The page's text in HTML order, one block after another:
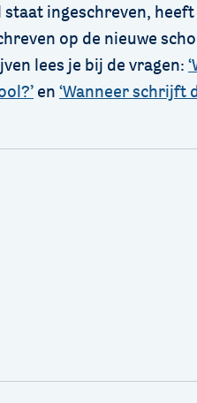
ingeschreven,
op de nieuwe
lees je bij de vragen:
en ‘Wanneer schrijft